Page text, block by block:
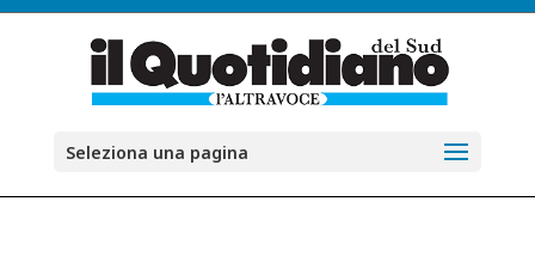
Seleziona una pagina